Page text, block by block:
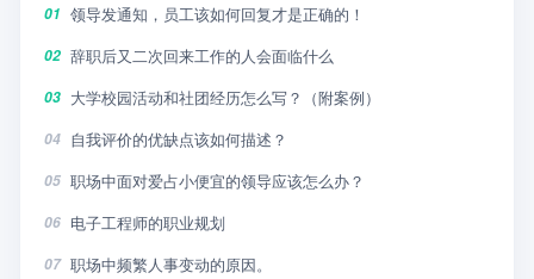
01 领导发通知，员工该如何回复才是正确的！
02 辞职后又二次回来工作的人会面临什么
03 大学校园活动和社团经历怎么写？（附案例）
04 自我评价的优缺点该如何描述？
05 职场中面对爱占小便宜的领导应该怎么办？
06 电子工程师的职业规划
07 职场中频繁人事变动的原因。